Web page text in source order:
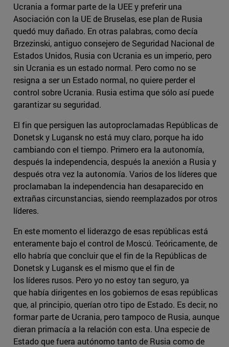
Ucrania a formar parte de la UEE y preferir una
Asociación con la UE de Bruselas, ese plan de Rusia
quedó muy dañado. En otras palabras, como decía
Brzezinski, antiguo consejero de Seguridad Nacional de
Estados Unidos, Rusia con Ucrania es un imperio, pero
sin Ucrania es un estado normal. Pero como no se
resigna a ser un Estado normal, no quiere perder el
control sobre Ucrania. Rusia estima que sólo así puede
garantizar su seguridad.
El fin que persiguen las autoproclamadas Repúblicas de
Donetsk y Lugansk no está muy claro, porque ha ido
cambiando con el tiempo. Primero era la autonomía,
después la independencia, después la anexión a Rusia y
después otra vez la autonomía. Varios de los líderes que
proclamaban la independencia han desaparecido en
extrañas circunstancias, siendo reemplazados por otros
líderes.
En este momento el liderazgo de esas repúblicas está
enteramente bajo el control de Moscú. Teóricamente, de
ello habría que concluir que el fin de la Repúblicas de
Donetsk y Lugansk es el mismo que el fin de
los líderes rusos. Pero yo no estoy tan seguro, ya
que había dirigentes en los gobiernos de esas repúblicas
que, al principio, querían otro tipo de Estado. Es decir, no
formar parte de Ucrania, pero tampoco de Rusia, aunque
dieran primacía a la relación con esta. Una especie de
Estado que fuera autónomo tanto de Rusia como de